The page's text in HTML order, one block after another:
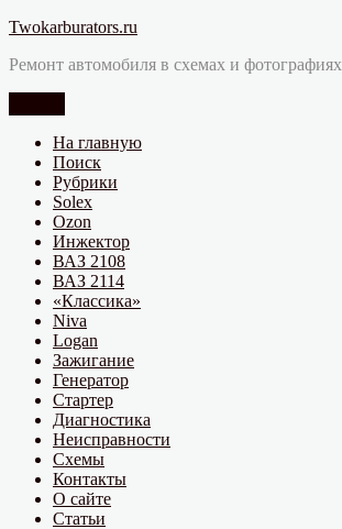
Перейти
содержимому
Twokarburators.ru
Ремонт автомобиля в схемах и фотографиях
На главную
Поиск
Рубрики
Solex
Ozon
Инжектор
ВАЗ 2108
ВАЗ 2114
«Классика»
Niva
Logan
Зажигание
Генератор
Стартер
Диагностика
Неисправности
Схемы
Контакты
О сайте
Статьи